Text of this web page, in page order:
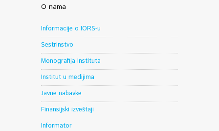
O nama
Informacije o IORS-u
Sestrinstvo
Monografija Instituta
Institut u medijima
Javne nabavke
Finansijski izveštaji
Informator